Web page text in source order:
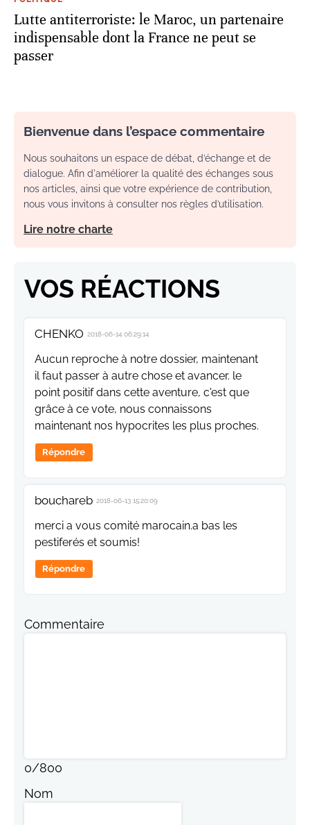
Lutte antiterroriste: le Maroc, un partenaire
indispensable dont la France ne peut se
passer
Bienvenue dans l’espace commentaire
Nous souhaitons un espace de débat, d’échange et de
dialogue. Afin d'améliorer la qualité des échanges sous
nos articles, ainsi que votre expérience de contribution,
nous vous invitons à consulter nos règles d’utilisation.
Lire notre charte
VOS RÉACTIONS
CHENKO 2018-06-14 06:29:14
Aucun reproche à notre dossier, maintenant
il faut passer à autre chose et avancer. le
point positif dans cette aventure, c'est que
grâce à ce vote, nous connaissons
maintenant nos hypocrites les plus proches.
Répondre
bouchareb 2018-06-13 15:20:09
merci a vous comité marocain.a bas les
pestiferés et soumis!
Répondre
Commentaire
0/800
Nom